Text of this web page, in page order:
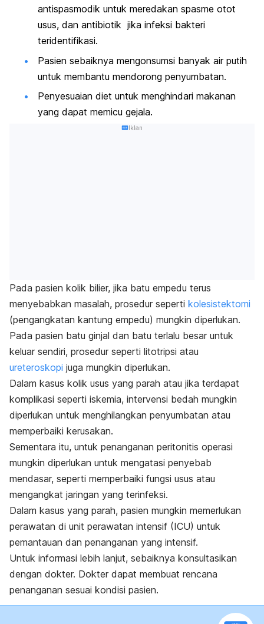
antispasmodik untuk meredakan spasme otot
usus, dan antibiotik jika infeksi bakteri
teridentifikasi.
Pasien sebaiknya mengonsumsi banyak air putih
untuk membantu mendorong penyumbatan.
Penyesuaian diet untuk menghindari makanan
yang dapat memicu gejala.
Iklan
Pada pasien kolik bilier, jika batu empedu terus
menyebabkan masalah, prosedur seperti kolesistektomi
(pengangkatan kantung empedu) mungkin diperlukan.
Pada pasien batu ginjal dan batu terlalu besar untuk
keluar sendiri, prosedur seperti litotripsi atau
ureteroskopi juga mungkin diperlukan.
Dalam kasus kolik usus yang parah atau jika terdapat
komplikasi seperti iskemia, intervensi bedah mungkin
diperlukan untuk menghilangkan penyumbatan atau
memperbaiki kerusakan.
Sementara itu, untuk penanganan peritonitis operasi
mungkin diperlukan untuk mengatasi penyebab
mendasar, seperti memperbaiki fungsi usus atau
mengangkat jaringan yang terinfeksi.
Dalam kasus yang parah, pasien mungkin memerlukan
perawatan di unit perawatan intensif (ICU) untuk
pemantauan dan penanganan yang intensif.
Untuk informasi lebih lanjut, sebaiknya konsultasikan
dengan dokter. Dokter dapat membuat rencana
penanganan sesuai kondisi pasien.